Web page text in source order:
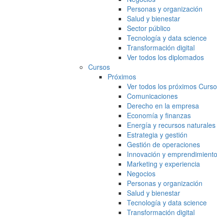
Personas y organización
Salud y bienestar
Sector público
Tecnología y data science
Transformación digital
Ver todos los diplomados
Cursos
Próximos
Ver todos los próximos
Comunicaciones
Derecho en la empresa
Economía y finanzas
Energía y recursos naturales
Estrategia y gestión
Gestión de operaciones
Innovación y emprendimiento
Marketing y experiencia
Negocios
Personas y organización
Salud y bienestar
Tecnología y data science
Transformación digital